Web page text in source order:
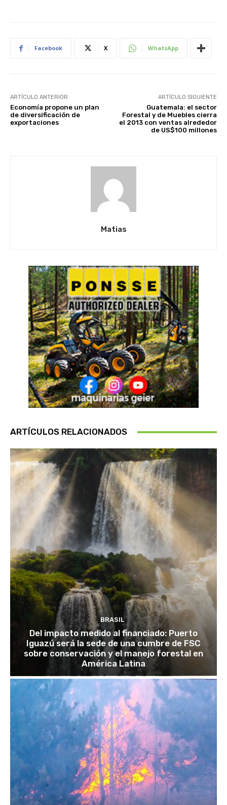
Facebook X WhatsApp
ARTÍCULO ANTERIOR
Economía propone un plan
de diversificación de
exportaciones
ARTÍCULO SIGUIENTE
Guatemala: el sector
Forestal y de Muebles cierra
el 2013 con ventas alrededor
de US$100 millones
Matias
ARTÍCULOS RELACIONADOS
BRASIL
Del impacto medido al financiado: Puerto
Iguazú será la sede de una cumbre de FSC
sobre conservación y el manejo forestal en
América Latina